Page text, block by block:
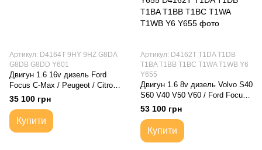
Артикул: D4164T 9HY 9HZ G8DA
G8DB G8DD Y601
Двигун 1.6 16v дизель Ford
Focus C-Max / Peugeot / Citroen
/ Mazda 3 BK / Volvo S40 V50 /
Інші моделі
35 100 грн
Купити
Артикул: D4162T T1DA T1DB
T1BA T1BB T1BC T1WA T1WB Y6
Y655
Двигун 1.6 8v дизель Volvo S40
S60 V40 V50 V60 / Ford Focus
mk3 / Mazda 3 BL | Мотор ДВС
Двигатель D4162T T1DA T1DB
T1BA T1BB T1BC T1WA T1WB
Y6 Y655
53 100 грн
Купити